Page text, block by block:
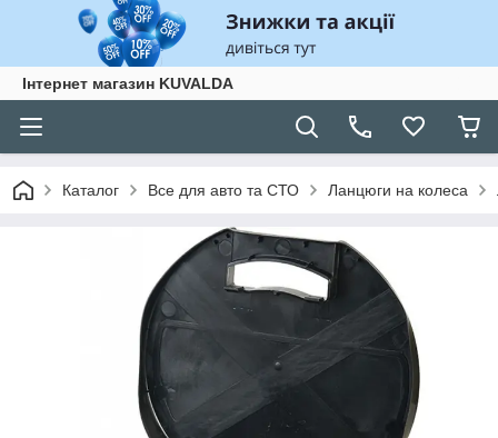
Інтернет магазин KUVALDA
Каталог Все для авто та СТО Ланцюги на колеса